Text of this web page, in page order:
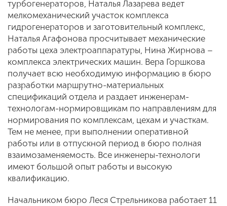
турбогенераторов, Наталья Лазарева ведет
мелкомеханический участок комплекса
гидрогенераторов и заготовительный комплекс,
Наталья Агафонова просчитывает механические
работы цеха электроаппаратуры, Нина Жирнова –
комплекса электрических машин. Вера Горшкова
получает всю необходимую информацию в бюро
разработки маршрутно-материальных
спецификаций отдела и раздает инженерам-
технологам-нормировщикам по направлениям для
нормирования по комплексам, цехам и участкам.
Тем не менее, при выполнении оперативной
работы или в отпускной период в бюро полная
взаимозаменяемость. Все инженеры-технологи
имеют большой опыт работы и высокую
квалификацию.
Начальником бюро Леся Стрельникова работает 11